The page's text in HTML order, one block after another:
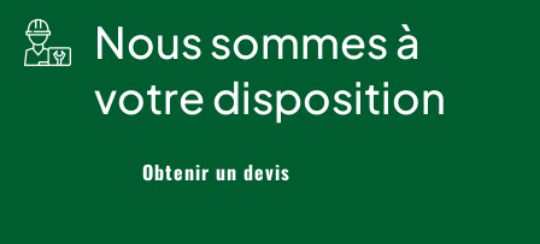
Nous sommes à
votre disposition
Obtenir un devis